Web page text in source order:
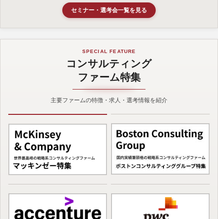
セミナー・選考会一覧を見る
SPECIAL FEATURE
コンサルティング
ファーム特集
主要ファームの特徴・求人・選考情報を紹介